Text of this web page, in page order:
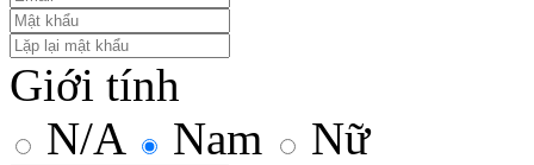
Giới tính
N/A
Nam Nữ